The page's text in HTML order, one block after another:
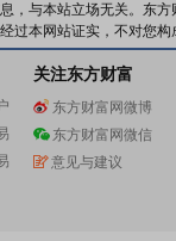
，与本站立场无关。东
过本网站证实，不对您
关注东方财富
东方财富网微博
东方财富网微信
意见与建议